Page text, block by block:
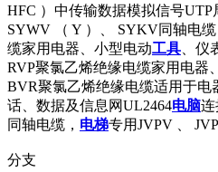
HFC ）中传输数据模拟信号UTP
SYWV （ Y ）、 SYKV同轴电
缆家用电器、小型电动工具 、仪
RVP聚氯乙烯绝缘电缆家用电器
BVR聚氯乙烯绝缘电缆适用于
话、数据及信息网UL2464电脑连
同轴电缆， 电梯专用JVPV 、
分支